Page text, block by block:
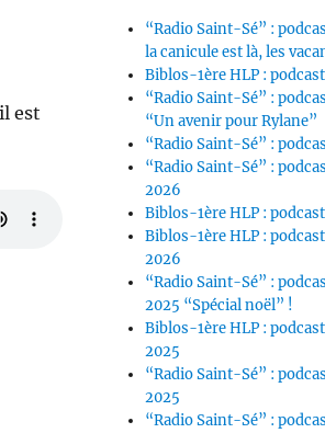
est
“Radio Saint-Sé” :
la canicule est là, les
Biblos-1ère HLP :
“Radio Saint-Sé” :
“Un avenir pour Rylane”
“Radio Saint-Sé” :
“Radio Saint-Sé” :
2026
Biblos-1ère HLP :
Biblos-1ère HLP :
2026
“Radio Saint-Sé” :
2025 “Spécial noël” !
Biblos-1ère HLP :
2025
“Radio Saint-Sé” :
2025
“Radio Saint-Sé” :